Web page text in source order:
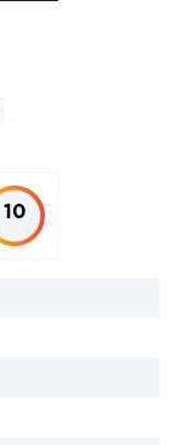
10